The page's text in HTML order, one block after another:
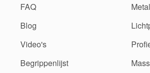
FAQ
Blog
Video's
Begrippenlijst